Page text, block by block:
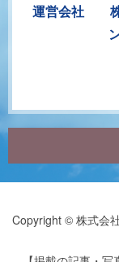
運営会社 株
Copyright © 株式会